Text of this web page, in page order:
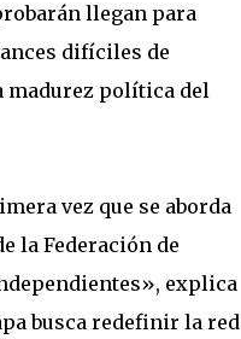
llegan para
difíciles de
madurez política del
vez que se aborda
la Federación de
explica
busca redefinir la red